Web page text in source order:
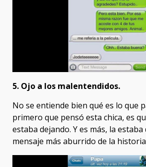
5. Ojo a los malentendidos.
No se entiende bien qué es lo que
primero que pensó esta chica, es
estaba dejando. Y es más, la
mensaje más aburrido de la